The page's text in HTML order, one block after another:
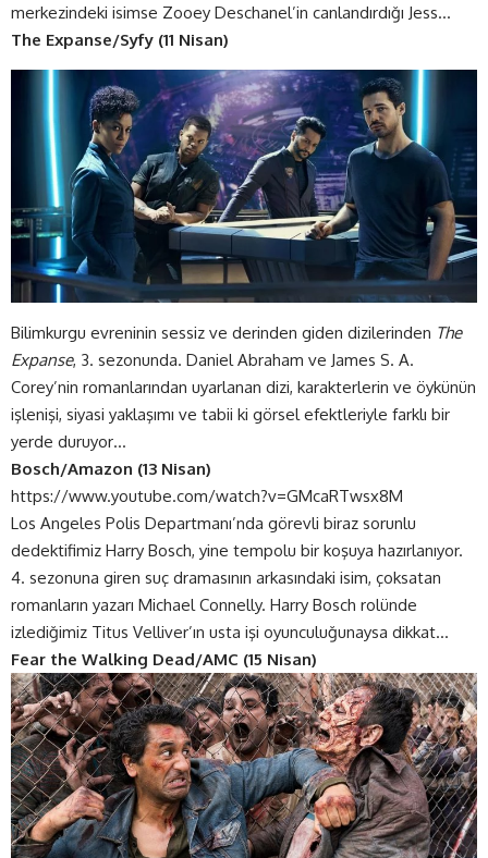
merkezindeki isimse Zooey Deschanel’in canlandırdığı Jess…
The Expanse/Syfy (11 Nisan)
Bilimkurgu evreninin sessiz ve derinden giden dizilerinden The
Expanse, 3. sezonunda. Daniel Abraham ve James S. A.
Corey’nin romanlarından uyarlanan dizi, karakterlerin ve öykünün
işlenişi, siyasi yaklaşımı ve tabii ki görsel efektleriyle farklı bir
yerde duruyor…
Bosch/Amazon (13 Nisan)
https://www.youtube.com/watch?v=GMcaRTwsx8M
Los Angeles Polis Departmanı’nda görevli biraz sorunlu
dedektifimiz Harry Bosch, yine tempolu bir koşuya hazırlanıyor.
4. sezonuna giren suç dramasının arkasındaki isim, çoksatan
romanların yazarı Michael Connelly. Harry Bosch rolünde
izlediğimiz Titus Velliver’ın usta işi oyunculuğunaysa dikkat…
Fear the Walking Dead/AMC (15 Nisan)